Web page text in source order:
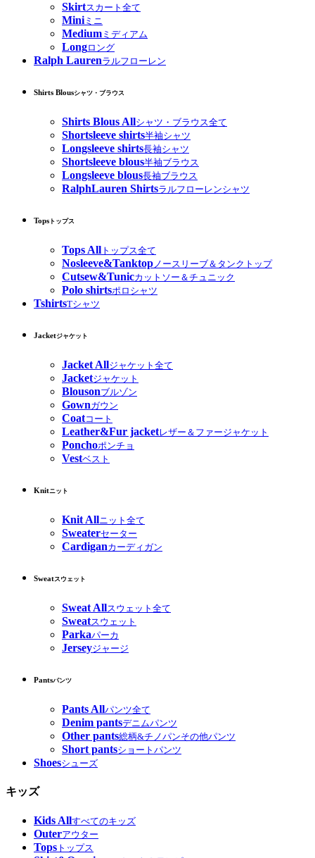
Skirtスカート全て
Miniミニ
Medium ミディアム
Longロング
Ralph Laurenラルフローレン
Shirts Blousシャツ・ブラウス
Shirts Blous Allシャツ・ブラウス全て
Shortsleeve shirts半袖シャツ
Longsleeve shirts長袖シャツ
Shortsleeve blous半袖ブラウス
Longsleeve blous長袖ブラウス
RalphLauren Shirtsラルフローレンシャツ
Tops トップス
Tops All トップス全て
Nosleeve&Tanktop ノースリーブ＆タンクトップ
Cutsew&Tunicカットソー＆チュニック
Polo shirtsポロシャツ
TshirtsTシャツ
Jacketジャケット
Jacket Allジャケット全て
Jacketジャケット
Blousonブルゾン
Gownガウン
Coatコート
Leather&Fur jacketレザー＆ファージャケット
Ponchoポンチョ
Vestベスト
Knitニット
Knit Allニット全て
Sweaterセーター
Cardiganカーディガン
Sweatスウェット
Sweat Allスウェット全て
Sweatスウェット
Parkaパーカ
Jerseyジャージ
Pantsパンツ
Pants Allパンツ全て
Denim pantsデニムパンツ
Other pants総柄&チノパンその他パンツ
Short pantsショートパンツ
Shoesシューズ
キッズ
Kids Allすべてのキッズ
Outerアウター
Tops トップス